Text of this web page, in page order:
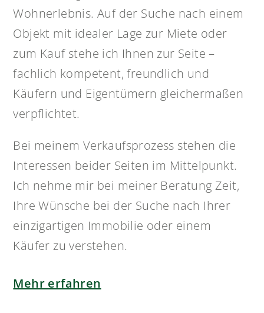
Wohnerlebnis. Auf der Suche nach einem
Objekt mit idealer Lage zur Miete oder
zum Kauf stehe ich Ihnen zur Seite –
fachlich kompetent, freundlich und
Käufern und Eigentümern gleichermaßen
verpflichtet.
Bei meinem Verkaufsprozess stehen die
Interessen beider Seiten im Mittelpunkt.
Ich nehme mir bei meiner Beratung Zeit,
Ihre Wünsche bei der Suche nach Ihrer
einzigartigen Immobilie oder einem
Käufer zu verstehen.
Mehr erfahren